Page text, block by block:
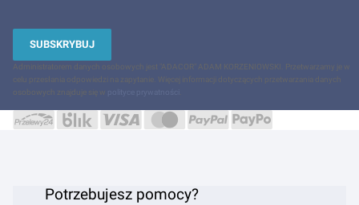
SUBSKRYBUJ
Administratorem danych osobowych jest "ADACOR" ADAM KORZENIOWSKI. Przetwarzamy je w
celu przesłania odpowiedzi na zapytanie. Więcej informacji dotyczących przetwarzania danych
osobowych znajduje się w
Potrzebujesz pomocy?